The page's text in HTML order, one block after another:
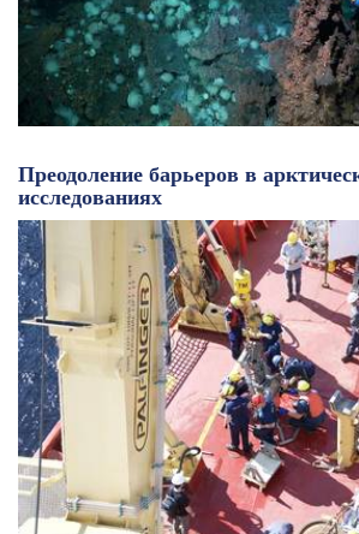
Преодоление барьеров в
исследованиях